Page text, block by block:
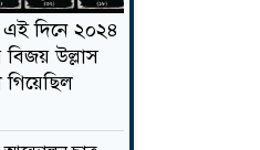
জুলাই
ও ফুলেল শ্রদ্ধা নিবেদন
দিনে ২০২৪
বিজয় উল্লাস